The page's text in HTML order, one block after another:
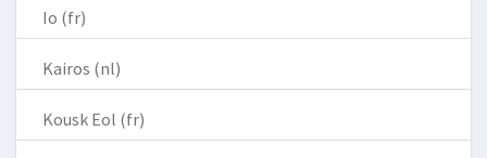
Io (fr)
Kairos (nl)
Kousk Eol (fr)